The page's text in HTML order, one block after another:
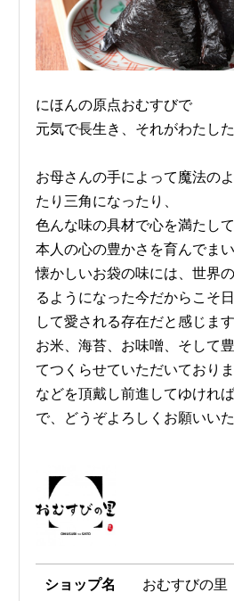
にほんの原点おむすびで
元気で長生き、それがわたし
お母さんの手によって魔法の
たり三角になったり、
色んな味の具材で心を満たし
本人の心の豊かさを育んでまい
懐かしいお袋の味には、世界
るようになった今だからこそ
して愛される存在だと感じます
お米、海苔、お味噌、そして
てつくらせていただいており
などを頂戴し前進してゆけれ
で、どうぞよろしくお願いいた
ショップ名 おむすびの里